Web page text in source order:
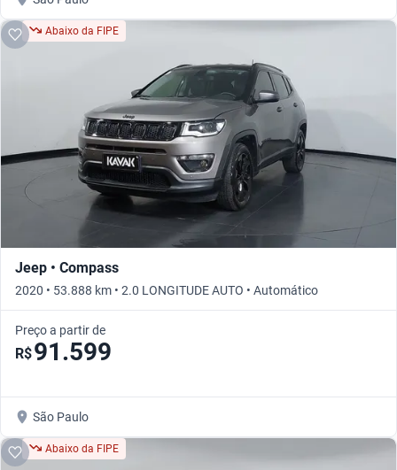
Abaixo da FIPE
Jeep • Compass
2020 • 53.888 km • 2.0 LONGITUDE AUTO • Automático
Preço a partir de
R$91.599
São Paulo
Abaixo da FIPE